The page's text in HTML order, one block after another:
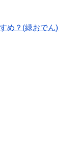
め？(緑おでん)